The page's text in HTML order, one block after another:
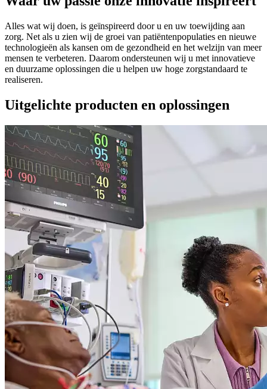
Alles wat wij doen, is geïnspireerd door u en uw toewijding aan
zorg. Net als u zien wij de groei van patiëntenpopulaties en nieuwe
technologieën als kansen om de gezondheid en het welzijn van meer
mensen te verbeteren. Daarom ondersteunen wij u met innovatieve
en duurzame oplossingen die u helpen uw hoge zorgstandaard te
realiseren.
Uitgelichte producten en oplossingen